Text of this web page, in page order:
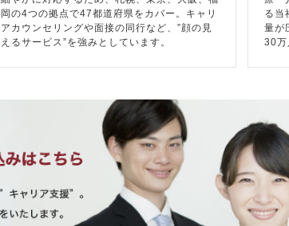
岡の4つの拠点で47都道府県をカバー。キャリ
アカウンセリングや面接の同行など、”顔の見
えるサービス”を強みとしています。
る当
量が
30万